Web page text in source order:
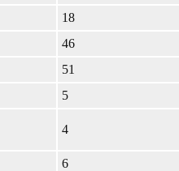
18
46
51
5
4
6